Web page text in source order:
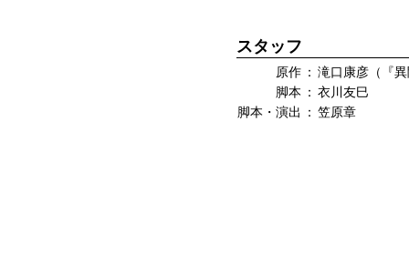
スタッフ
原作 ： 滝口康彦（『
脚本 ： 衣川友巳
脚本・演出
： 笠原章